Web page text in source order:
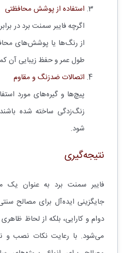
استفاده از پوشش محافظتی
اگرچه فایبر سمنت برد در
از رنگ‌ها یا پوشش‌های
طول عمر و حفظ زیبایی آن
اتصالات ضدزنگ و مقاوم
پیچ‌ها و گیره‌های مورد
زنگ‌زدگی ساخته شده
شود.
نتیجه‌گیری
فایبر سمنت برد به عنوان یک
جایگزینی ایده‌آل برای مصالح
دوام و کارایی، بلکه از لحاظ
می‌شود. با رعایت نکات نصب و